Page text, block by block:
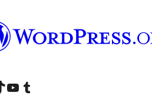
besuchen
Konto besuchen
TikTok-Konto besuchen
Unseren YouTube-Kanal besuchen
Unser Tumblr-Konto besuchen